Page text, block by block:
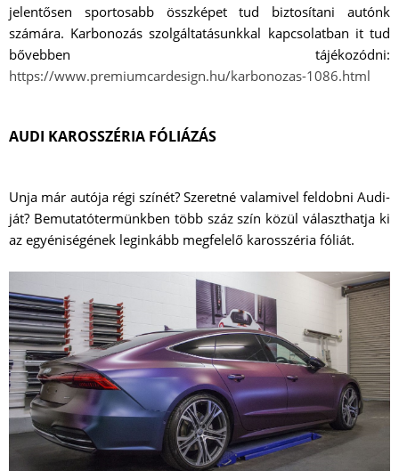
jelentősen sportosabb összképet tud biztosítani autónk
számára. Karbonozás szolgáltatásunkkal kapcsolatban it tud
bővebben tájékozódni:
https://www.premiumcardesign.hu/karbonozas-1086.html
AUDI KAROSSZÉRIA FÓLIÁZÁS
Unja már autója régi színét? Szeretné valamivel feldobni Audi-
ját? Bemutatótermünkben több száz szín közül választhatja ki
az egyéniségének leginkább megfelelő karosszéria fóliát.